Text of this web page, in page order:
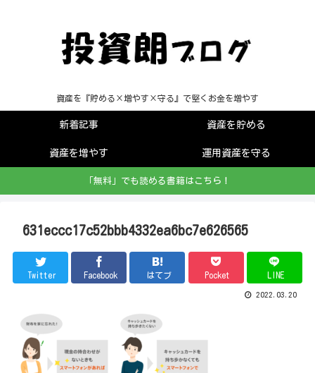
資産を『貯める×増やす×守る』で堅くお金を増やす
新着記事 資産を貯める
資産を増やす 運用資産を守る
「無料」でも読める書籍はこちら！
631eccc17c52bbb4332ea6bc7e626565
Twitter Facebook はてブ Pocket LINE
2022.03.20